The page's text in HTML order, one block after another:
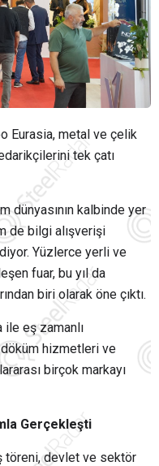
Eurasia, metal ve çelik
tek çatı
dünyasının kalbinde yer
de bilgi alışverişi
Yüzlerce yerli ve
fuar, bu yıl da
biri olarak öne çıktı.
eş zamanlı
hizmetleri ve
birçok markayı
Gerçekleşti
töreni, devlet ve sektör